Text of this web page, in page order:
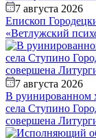
7 августа 2026
Епископ
«Ветлужский
7 августа 2026
В руинированном
села Ступино
совершена